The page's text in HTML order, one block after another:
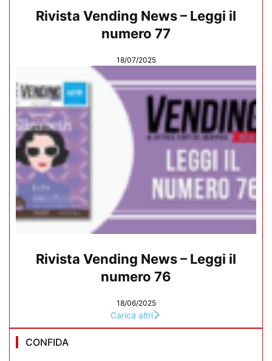
Rivista Vending News – Leggi il
numero 77
18/07/2025
Rivista Vending News – Leggi il
numero 76
18/06/2025
Carica altri
CONFIDA